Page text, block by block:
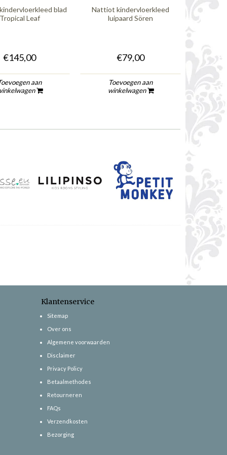
blad
Leaf
€145,00
aan
Nattiot kindervloerkleed
luipaard Sören
€79,00
Toevoegen aan
winkelwagen
Lilipinso
Klantenservice
Sitemap
Over ons
Algemene voorwaarden
Disclaimer
Privacy Policy
Betaalmethodes
Retourneren
FAQs
Verzendkosten
Bezorging